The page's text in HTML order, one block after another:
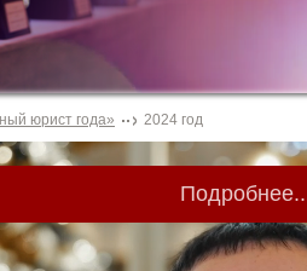
юрист года» 2024 год